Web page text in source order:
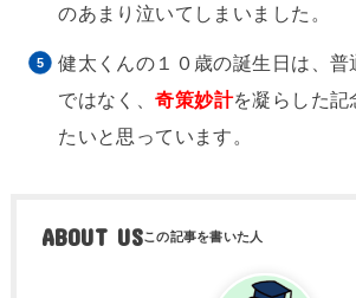
のあまり泣いてしまいました。
健太くんの１０歳の誕生日は、普
ではなく、奇策妙計を凝らした記
たいと思っています。
ABOUT US